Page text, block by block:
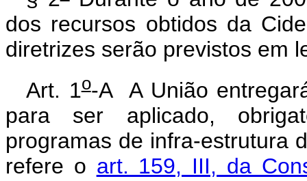
dos recursos obtidos da
diretrizes serão previstos em
Art. 1o-A A União
para ser aplicado,
programas de infra-estrutura
refere o art. 159, III, da